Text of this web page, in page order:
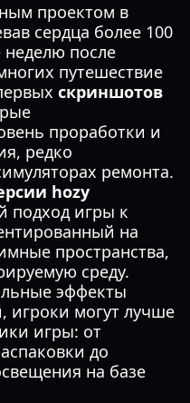
проектом в
сердца более 100
после
путешествие
скриншотов
проработки и
редко
ремонта.
hozy
подход игры к
на
пространства,
среду.
эффекты
игроки могут лучше
игры: от
до
на базе